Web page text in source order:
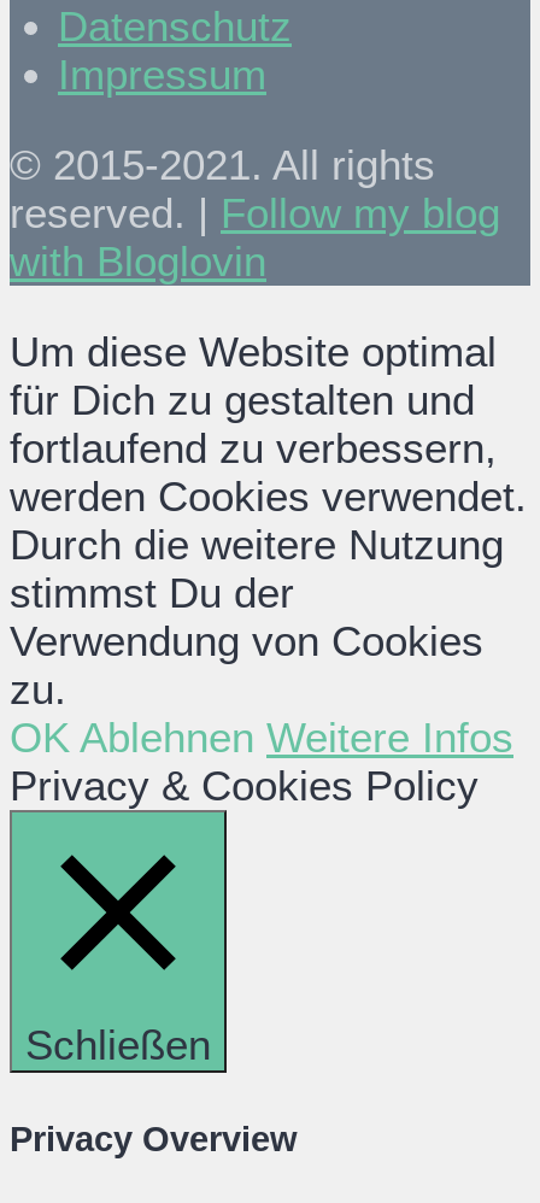
Datenschutz
Impressum
© 2015-2021. All rights
reserved. | Follow my blog
with Bloglovin
Um diese Website optimal
für Dich zu gestalten und
fortlaufend zu verbessern,
werden Cookies verwendet.
Durch die weitere Nutzung
stimmst Du der
Verwendung von Cookies
zu.
OK Ablehnen Weitere Infos
Privacy & Cookies Policy
Schließen
Privacy Overview